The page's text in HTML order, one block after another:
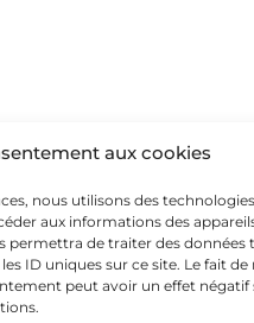
aux cookies
nous utilisons des
aux informations des
permettra de traiter des données
ID uniques sur ce site. Le fait de
peut avoir un effet négatif